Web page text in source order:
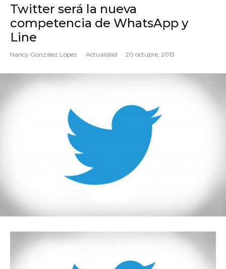
Twitter será la nueva
competencia de WhatsApp y
Line
Nancy González López · Actualidad · 20 octubre, 2013